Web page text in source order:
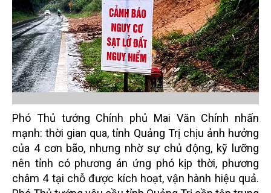
Phó Thủ tướng Chính phủ Mai Văn Chính nhấn
mạnh: thời gian qua, tỉnh Quảng Trị chịu ảnh hưởng
của 4 cơn bão, nhưng nhờ sự chủ động, kỹ lưỡng
nên tỉnh có phương án ứng phó kịp thời, phương
châm 4 tại chỗ được kích hoạt, vận hành hiệu quả.